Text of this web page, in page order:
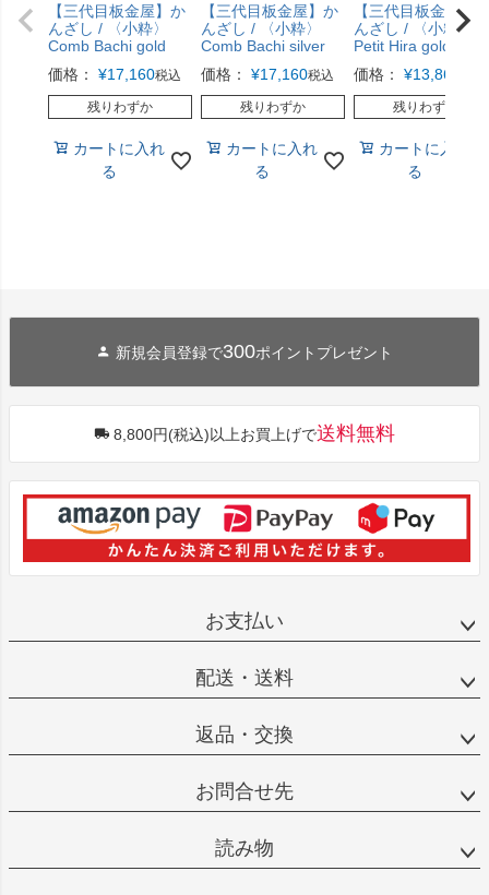
【三代目板金屋】か
んざし / 〈小粋〉
Comb Bachi gold
価格：
¥17,160税込
残りわずか
カートに入れ
る
【三代目板金屋】か
んざし / 〈小粋〉
Comb Bachi silver
価格：
¥17,160税込
残りわずか
カートに入れ
る
【三代目板金屋】
んざし / 〈小粋〉
Petit Hira gold
価格：
¥13,860
残りわずか
カートに入れ
る
新規会員登録で300ポイントプレゼント
8,800円(税込)以上お買上げで送料無料
お支払い
配送・送料
返品・交換
お問合せ先
読み物